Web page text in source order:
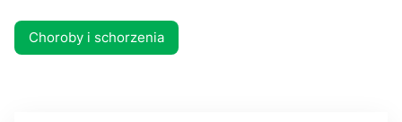
Choroby i schorzenia